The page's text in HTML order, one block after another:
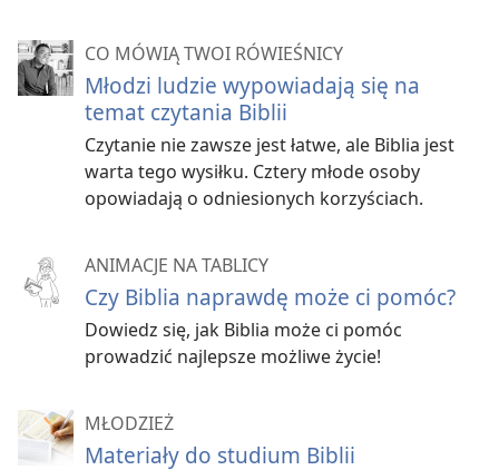
Dogadywać się z rodzicami
Znaleźć prawdziwych przyjaciół
Radzić sobie ze stresem
Co sprawia, że ta starożytna Księga jest tak praktyczna
3:16 ). To znaczy, że zapisane w niej rady pochodzą
z najlepszego Źródła.
CO MÓWIĄ TWOI RÓWIEŚNICY
Młodzi ludzie wypowiadają się na
temat czytania Biblii
Czytanie nie zawsze jest łatwe, ale Biblia jest
warta tego wysiłku. Cztery młode osoby
opowiadają o odniesionych korzyściach.
ANIMACJE NA TABLICY
Czy Biblia naprawdę może ci pomóc?
Dowiedz się, jak Biblia może ci pomóc
prowadzić najlepsze możliwe życie!
MŁODZIEŻ
Materiały do studium Biblii